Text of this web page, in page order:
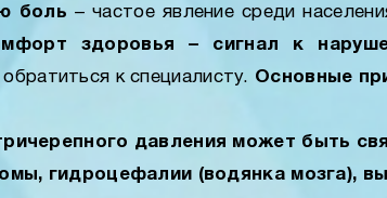
боль – частое явление среди
здоровья – сигнал к
к специалисту. Основные
давления может быть
гидроцефалии (водянка мозга),